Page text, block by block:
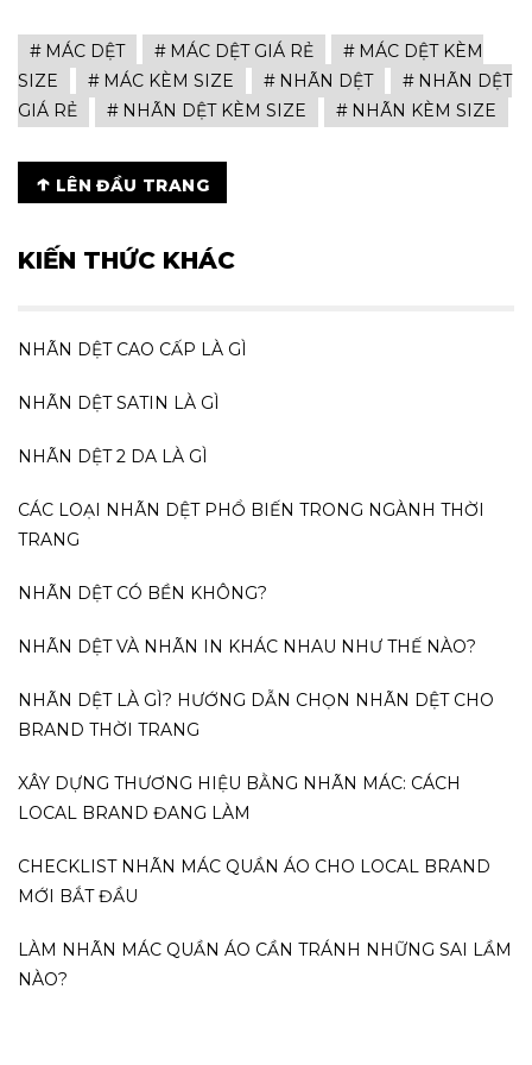
MÁC DỆT MÁC DỆT GIÁ RẺ
MÁC DỆT KÈM
SIZE
MÁC KÈM SIZE NHÃN DỆT
NHÃN DỆT
GIÁ RẺ
NHÃN DỆT KÈM SIZE NHÃN KÈM SIZE
↑ LÊN ĐẦU TRANG
KIẾN THỨC KHÁC
NHÃN DỆT CAO CẤP LÀ GÌ
NHÃN DỆT SATIN LÀ GÌ
NHÃN DỆT 2 DA LÀ GÌ
CÁC LOẠI NHÃN DỆT PHỔ BIẾN TRONG NGÀNH THỜI
TRANG
NHÃN DỆT CÓ BỀN KHÔNG?
NHÃN DỆT VÀ NHÃN IN KHÁC NHAU NHƯ THẾ NÀO?
NHÃN DỆT LÀ GÌ? HƯỚNG DẪN CHỌN NHÃN DỆT CHO
BRAND THỜI TRANG
XÂY DỰNG THƯƠNG HIỆU BẰNG NHÃN MÁC: CÁCH
LOCAL BRAND ĐANG LÀM
CHECKLIST NHÃN MÁC QUẦN ÁO CHO LOCAL BRAND
MỚI BẮT ĐẦU
LÀM NHÃN MÁC QUẦN ÁO CẦN TRÁNH NHỮNG SAI LẦM
NÀO?